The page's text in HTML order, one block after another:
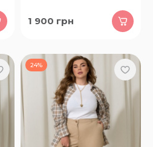
1 900 грн
24%